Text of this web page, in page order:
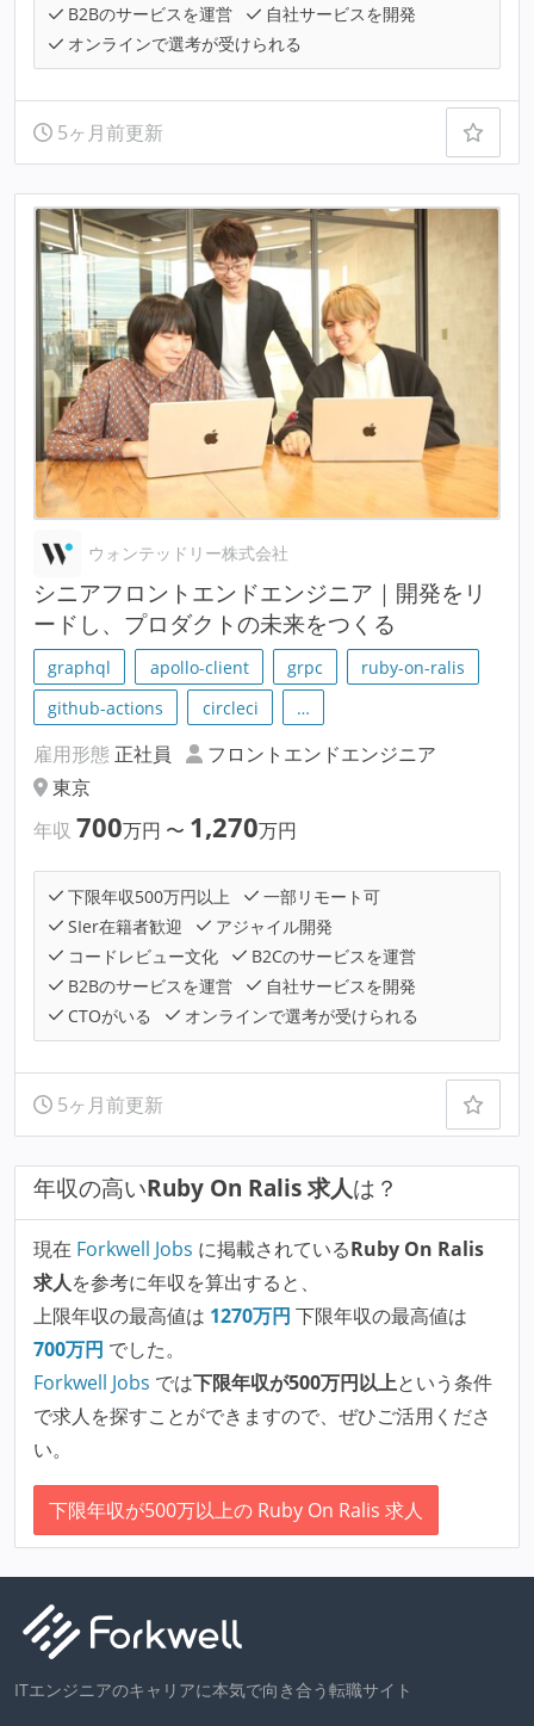
B2Bのサービスを運営
自社サービスを開発
オンラインで選考が受けられる
5ヶ月前更新
ウォンテッドリー株式会社
シニアフロントエンドエンジニア｜開発をリ
ードし、プロダクトの未来をつくる
graphql apollo-client grpc
ruby-on-ralis
github-actions
circleci …
雇用形態 正社員
フロントエンドエンジニア
東京
年収 700万円 〜 1,270万円
下限年収500万円以上
一部リモート可
SIer在籍者歓迎
アジャイル開発
コードレビュー文化
B2Cのサービスを運営
B2Bのサービスを運営
自社サービスを開発
CTOがいる
オンラインで選考が受けられる
5ヶ月前更新
年収の高いRuby On Ralis 求人は？
現在 Forkwell Jobs に掲載されているRuby On Ralis
求人を参考に年収を算出すると、
上限年収の最高値は 1270万円 下限年収の最高値は
700万円 でした。
Forkwell Jobs では下限年収が500万円以上という条件
で求人を探すことができますので、ぜひご活用くださ
い。
下限年収が500万以上の Ruby On Ralis 求人
ITエンジニアのキャリアに本気で向き合う転職サイト